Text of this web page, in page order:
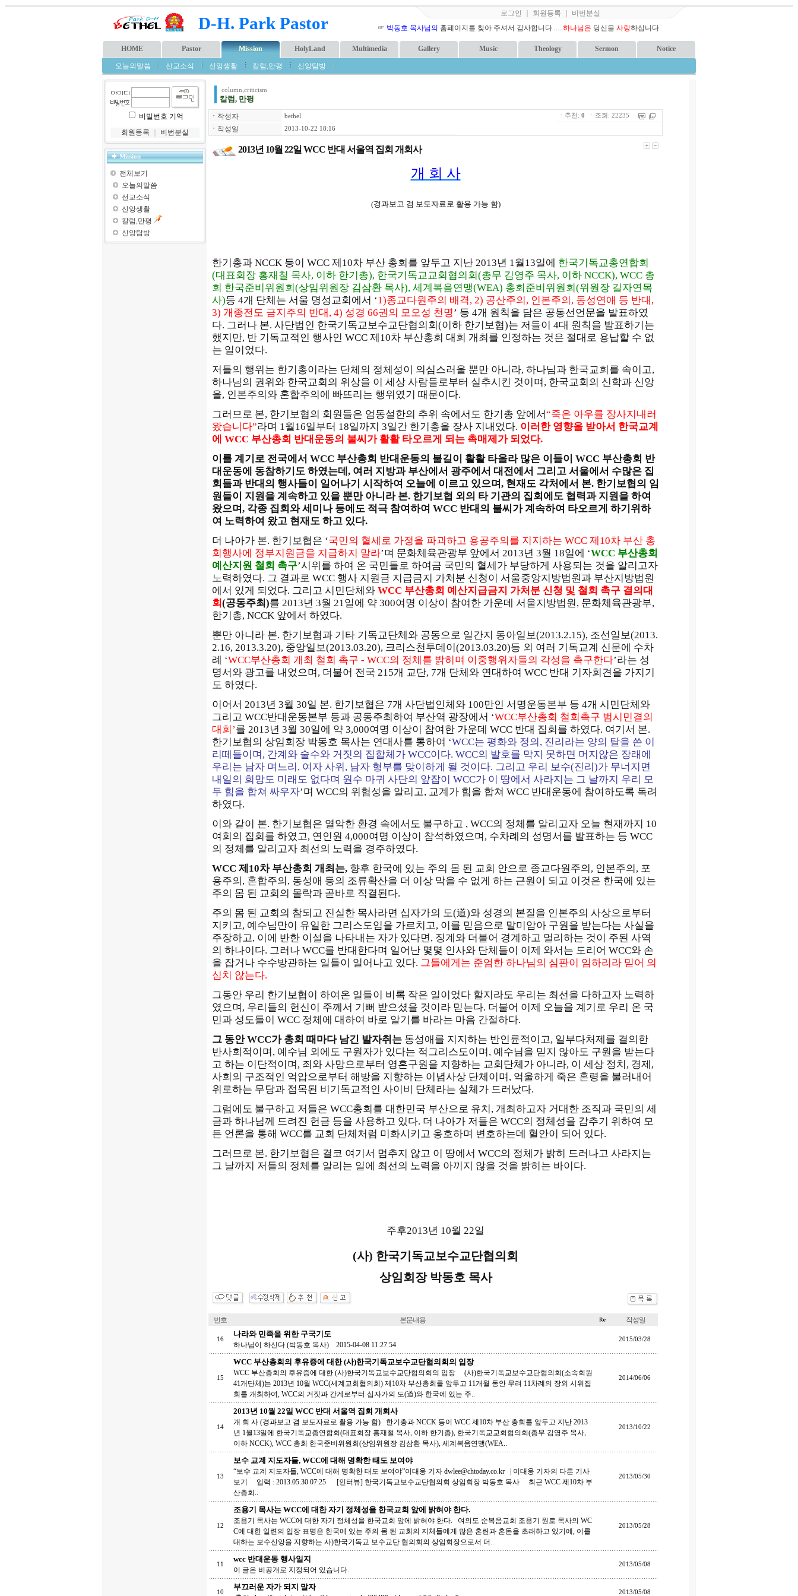
D-H. Park Pastor
로그인 회원등록
비번분실
☞ 박동호 목사님의 홈페이지를 찾아 주셔서 감사합니다......하나님은 당신을 사랑하십니다.
HOME Pastor Mission HolyLand Multimedia Gallery Music Theology Sermon Notice
오늘의말씀 선교소식 신앙생활 칼럼,만평 신앙탐방
비밀번호 기억
회원등록
비번분실
Mission
전체보기
오늘의말씀
선교소식
신앙생활
칼럼,만평
신앙탐방
column,criticism
칼럼, 만평
ㆍ 작성자 bethel
ㆍ 작성일 2013-10-22 18:16
ㆍ추천: 0 ㆍ조회: 22235
2013년 10월 22일 WCC 반대 서울역 집회 개회사
개 회 사
(경과보고 겸 보도자료로 활용 가능 함)
한기총과 NCCK 등이 WCC 제10차 부산 총회를 앞두고 지난 2013년 1월13일에 한국기독교총연합회
(대표회장 홍재철 목사, 이하 한기총), 한국기독교교회협의회(총무 김영주 목사, 이하 NCCK), WCC 총
회 한국준비위원회(상임위원장 김삼환 목사), 세계복음연맹(WEA) 총회준비위원회(위원장 길자연목
사)등 4개 단체는 서울 명성교회에서 ‘1)종교다원주의 배격, 2) 공산주의, 인본주의, 동성연애 등 반대,
3) 개종전도 금지주의 반대, 4) 성경 66권의 모오성 천명’ 등 4개 원칙을 담은 공동선언문을 발표하였
다. 그러나 본. 사단법인 한국기독교보수교단협의회(이하 한기보협)는 저들이 4대 원칙을 발표하기는
했지만, 반 기독교적인 행사인 WCC 제10차 부산총회 대회 개최를 인정하는 것은 절대로 용납할 수 없
는 일이었다.
저들의 행위는 한기총이라는 단체의 정체성이 의심스러울 뿐만 아니라, 하나님과 한국교회를 속이고,
하나님의 권위와 한국교회의 위상을 이 세상 사람들로부터 실추시킨 것이며, 한국교회의 신학과 신앙
을, 인본주의와 혼합주의에 빠뜨리는 행위였기 때문이다.
그러므로 본, 한기보협의 회원들은 엄동설한의 추위 속에서도 한기총 앞에서“죽은 아우를 장사지내러
왔습니다”라며 1월16일부터 18일까지 3일간 한기총을 장사 지내었다. 이러한 영향을 받아서 한국교계
에 WCC 부산총회 반대운동의 불씨가 활활 타오르게 되는 촉매제가 되었다.
이를 계기로 전국에서 WCC 부산총회 반대운동의 불길이 활활 타올라 많은 이들이 WCC 부산총회 반
대운동에 동참하기도 하였는데, 여러 지방과 부산에서 광주에서 대전에서 그리고 서울에서 수많은 집
회들과 반대의 행사들이 일어나기 시작하여 오늘에 이르고 있으며, 현재도 각처에서 본. 한기보협의 임
원들이 지원을 계속하고 있을 뿐만 아니라 본. 한기보협 외의 타 기관의 집회에도 협력과 지원을 하여
왔으며, 각종 집회와 세미나 등에도 적극 참여하여 WCC 반대의 불씨가 계속하여 타오르게 하기위하
여 노력하여 왔고 현재도 하고 있다.
더 나아가 본. 한기보협은 ‘국민의 혈세로 가정을 파괴하고 용공주의를 지지하는 WCC 제10차 부산 총
회행사에 정부지원금을 지급하지 말라’며 문화체육관광부 앞에서 2013년 3월 18일에 ‘WCC 부산총회
예산지원 철회 촉구’시위를 하여 온 국민들로 하여금 국민의 혈세가 부당하게 사용되는 것을 알리고자
노력하였다. 그 결과로 WCC 행사 지원금 지급금지 가처분 신청이 서울중앙지방법원과 부산지방법원
에서 있게 되었다. 그리고 시민단체와 WCC 부산총회 예산지급금지 가처분 신청 및 철회 촉구 결의대
회 (공동주최)를 2013년 3월 21일에 약 300여명 이상이 참여한 가운데 서울지방법원, 문화체육관광부,
한기총, NCCK 앞에서 하였다.
뿐만 아니라 본. 한기보협과 기타 기독교단체와 공동으로 일간지 동아일보(2013.2.15), 조선일보(2013.
2.16, 2013.3.20), 중앙일보(2013.03.20), 크리스천투데이(2013.03.20)등 외 여러 기독교계 신문에 수차
례 ‘WCC부산총회 개최 철회 촉구 - WCC의 정체를 밝히며 이중행위자들의 각성을 촉구한다’라는 성
명서와 광고를 내었으며, 더불어 전국 215개 교단, 7개 단체와 연대하여 WCC 반대 기자회견을 가지기
도 하였다.
이어서 2013년 3월 30일 본. 한기보협은 7개 사단법인체와 100만인 서명운동본부 등 4개 시민단체와
그리고 WCC반대운동본부 등과 공동주최하여 부산역 광장에서 ‘WCC부산총회 철회촉구 범시민결의
대회’를 2013년 3월 30일에 약 3,000여명 이상이 참여한 가운데 WCC 반대 집회를 하였다. 여기서 본.
한기보협의 상임회장 박동호 목사는 연대사를 통하여 ‘WCC는 평화와 정의, 진리라는 양의 탈을 쓴 이
리떼들이며, 간계와 술수와 거짓의 집합체가 WCC이다. WCC의 발호를 막지 못하면 머지않은 장래에
우리는 남자 며느리, 여자 사위, 남자 형부를 맞이하게 될 것이다. 그리고 우리 보수(진리)가 무너지면
내일의 희망도 미래도 없다며 원수 마귀 사단의 앞잡이 WCC가 이 땅에서 사라지는 그 날까지 우리 모
두 힘을 합쳐 싸우자’며 WCC의 위험성을 알리고, 교계가 힘을 합쳐 WCC 반대운동에 참여하도록 독려
하였다.
이와 같이 본. 한기보협은 열악한 환경 속에서도 불구하고 , WCC의 정체를 알리고자 오늘 현재까지 10
여회의 집회를 하였고, 연인원 4,000여명 이상이 참석하였으며, 수차례의 성명서를 발표하는 등 WCC
의 정체를 알리고자 최선의 노력을 경주하였다.
WCC 제10차 부산총회 개최는, 향후 한국에 있는 주의 몸 된 교회 안으로 종교다원주의, 인본주의, 포
용주의, 혼합주의, 동성애 등의 조류확산을 더 이상 막을 수 없게 하는 근원이 되고 이것은 한국에 있는
주의 몸 된 교회의 몰락과 곧바로 직결된다.
주의 몸 된 교회의 참되고 진실한 목사라면 십자가의 도(道)와 성경의 본질을 인본주의 사상으로부터
지키고, 예수님만이 유일한 그리스도임을 가르치고, 이를 믿음으로 말미암아 구원을 받는다는 사실을
주장하고, 이에 반한 이설을 나타내는 자가 있다면, 징계와 더불어 경계하고 멀리하는 것이 주된 사역
의 하나이다. 그러나 WCC를 반대한다며 일어난 몇몇 인사와 단체들이 이제 와서는 도리어 WCC와 손
을 잡거나 수수방관하는 일들이 일어나고 있다. 그들에게는 준엄한 하나님의 심판이 임하리라 믿어 의
심치 않는다.
그동안 우리 한기보협이 하여온 일들이 비록 작은 일이었다 할지라도 우리는 최선을 다하고자 노력하
였으며, 우리들의 헌신이 주께서 기뻐 받으셨을 것이라 믿는다. 더불어 이제 오늘을 계기로 우리 온 국
민과 성도들이 WCC 정체에 대하여 바로 알기를 바라는 마음 간절하다.
그 동안 WCC가 총회 때마다 남긴 발자취는 동성애를 지지하는 반인륜적이고, 일부다처제를 결의한
반사회적이며, 예수님 외에도 구원자가 있다는 적그리스도이며, 예수님을 믿지 않아도 구원을 받는다
고 하는 이단적이며, 죄와 사망으로부터 영혼구원을 지향하는 교회단체가 아니라, 이 세상 정치, 경제,
사회의 구조적인 억압으로부터 해방을 지향하는 이념사상 단체이며, 억울하게 죽은 혼령을 불러내어
위로하는 무당과 접목된 비기독교적인 사이비 단체라는 실체가 드러났다.
그럼에도 불구하고 저들은 WCC총회를 대한민국 부산으로 유치, 개최하고자 거대한 조직과 국민의 세
금과 하나님께 드려진 헌금 등을 사용하고 있다. 더 나아가 저들은 WCC의 정체성을 감추기 위하여 모
든 언론을 통해 WCC를 교회 단체처럼 미화시키고 옹호하며 변호하는데 혈안이 되어 있다.
그러므로 본. 한기보협은 결코 여기서 멈추지 않고 이 땅에서 WCC의 정체가 밝히 드러나고 사라지는
그 날까지 저들의 정체를 알리는 일에 최선의 노력을 아끼지 않을 것을 밝히는 바이다.
주후2013년 10월 22일
(사) 한국기독교보수교단협의회
상임회장 박동호 목사
번호 본문내용 작성일
16
나라와 민족을 위한 구국기도
하나님이 하신다 (박동호 목사) 2015-04-08 11:27:54
2015/03/28
15
WCC 부산총회의 후유증에 대한 (사)한국기독교보수교단협의회의 입장
WCC 부산총회의 후유증에 대한 (사)한국기독교보수교단협의회의 입장 (사)한국기독교보수교단협의회(소속회원
41개단체)는 2013년 10월 WCC(세계교회협의회) 제10차 부산총회를 앞두고 11개월 동안 무려 11차례의 장외 시위집
회를 개최하여, WCC의 거짓과 간계로부터 십자가의 도(道)와 한국에 있는 주..
2014/06/06
14
2013년 10월 22일 WCC 반대 서울역 집회 개회사
개 회 사 (경과보고 겸 보도자료로 활용 가능 함) 한기총과 NCCK 등이 WCC 제10차 부산 총회를 앞두고 지난 2013
년 1월13일에 한국기독교총연합회(대표회장 홍재철 목사, 이하 한기총), 한국기독교교회협의회(총무 김영주 목사,
이하 NCCK), WCC 총회 한국준비위원회(상임위원장 김삼환 목사), 세계복음연맹(WEA..
2013/10/22
13
보수 교계 지도자들, WCC에 대해 명확한 태도 보여야
“보수 교계 지도자들, WCC에 대해 명확한 태도 보여야”이대웅 기자 dwlee@chtoday.co.kr | 이대웅 기자의 다른 기사
보기 입력 : 2013.05.30 07:25 [인터뷰] 한국기독교보수교단협의회 상임회장 박동호 목사 최근 WCC 제10차 부
산총회..
2013/05/30
12
조용기 목사는 WCC에 대한 자기 정체성을 한국교회 앞에 밝혀야 한다.
조용기 목사는 WCC에 대한 자기 정체성을 한국교회 앞에 밝혀야 한다. 여의도 순복음교회 조용기 원로 목사의 WC
C에 대한 일련의 입장 표명은 한국에 있는 주의 몸 된 교회의 지체들에게 많은 혼란과 혼돈을 초래하고 있기에, 이를
대하는 보수신앙을 지향하는 사)한국기독교 보수교단 협의회의 상임회장으로서 더..
2013/05/28
11
wcc 반대운동 행사일지
이 글은 비공개로 지정되어 있습니다.
2013/05/08
10
부끄러운 자가 되지 말자
2013/05/08